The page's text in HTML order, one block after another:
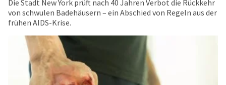
Die Stadt New York prüft nach 40 Jahren Verbot die Rückkehr
von schwulen Badehäusern – ein Abschied von Regeln aus der
frühen AIDS-Krise.